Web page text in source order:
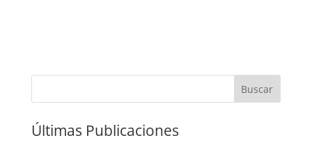
Buscar
Últimas Publicaciones